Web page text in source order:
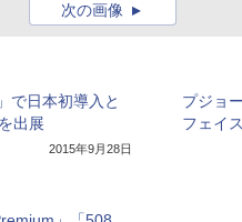
次の画像
で日本初導入と
出展
2015年9月28日
プジョ
フェイ